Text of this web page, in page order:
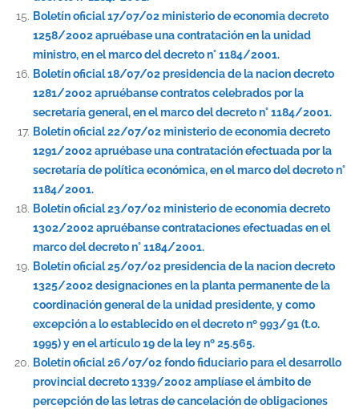
Boletín oficial 17/07/02 ministerio de economia decreto
1258/2002 apruébase una contratación en la unidad
ministro, en el marco del decreto n° 1184/2001.
Boletín oficial 18/07/02 presidencia de la nacion decreto
1281/2002 apruébanse contratos celebrados por la
secretaría general, en el marco del decreto n° 1184/2001.
Boletín oficial 22/07/02 ministerio de economia decreto
1291/2002 apruébase una contratación efectuada por la
secretaría de política económica, en el marco del decreto n°
1184/2001.
Boletín oficial 23/07/02 ministerio de economia decreto
1302/2002 apruébanse contrataciones efectuadas en el
marco del decreto n° 1184/2001.
Boletín oficial 25/07/02 presidencia de la nacion decreto
1325/2002 designaciones en la planta permanente de la
coordinación general de la unidad presidente, y como
excepción a lo establecido en el decreto nº 993/91 (t.o.
1995) y en el artículo 19 de la ley nº 25.565.
Boletín oficial 26/07/02 fondo fiduciario para el desarrollo
provincial decreto 1339/2002 amplíase el ámbito de
percepción de las letras de cancelación de obligaciones